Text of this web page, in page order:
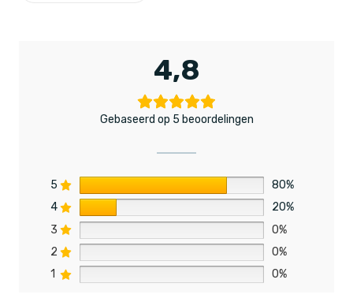
4,8
Gebaseerd op 5 beoordelingen
5
80%
4
20%
3
0%
2
0%
1
0%